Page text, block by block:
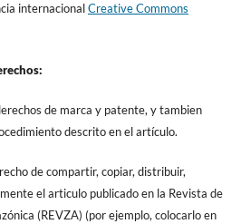
internacionalCreative Commons
de marca y patente, y tambien
descrito en el artículo.
de compartir, copiar, distribuir,
el articulo publicado en la Revista de
(REVZA) (por ejemplo, colocarlo en